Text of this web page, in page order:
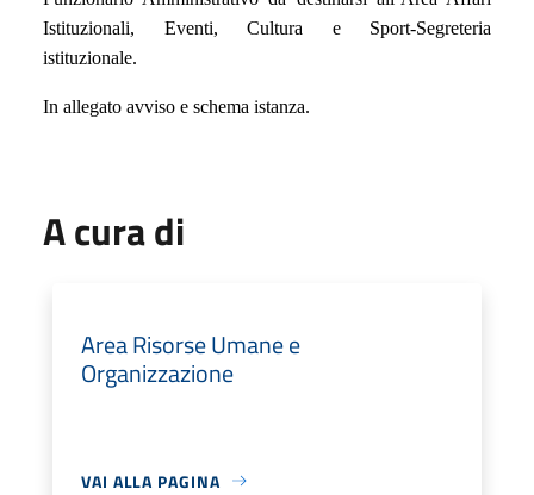
Istituzionali, Eventi, Cultura e Sport-Segreteria
istituzionale.
In allegato avviso e schema istanza.
A cura di
Area Risorse Umane e
Organizzazione
VAI ALLA PAGINA